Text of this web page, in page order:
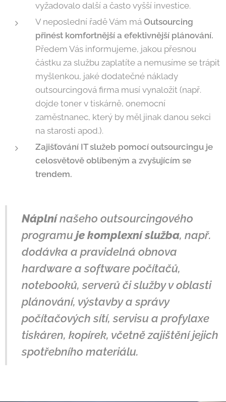
vyžadovalo další a často vyšší investice.
V neposlední řadě Vám má Outsourcing
přinést komfortnější a efektivnější plánování.
Předem Vás informujeme, jakou přesnou
částku za službu zaplatíte a nemusíme se trápit
myšlenkou, jaké dodatečné náklady
outsourcingová firma musí vynaložit (např.
dojde toner v tiskárně, onemocní
zaměstnanec, který by měl jinak danou sekci
na starosti apod.).
Zajišťování IT služeb pomocí outsourcingu je
celosvětově oblíbeným a zvyšujícím se
trendem.
Náplnínašeho outsourcingového
programujekomplexní služba, např.
dodávka a pravidelná obnova
hardware a software počítačů,
notebooků, serverů či služby v oblasti
plánování, výstavby a správy
počítačových sítí, servisu a profylaxe
tiskáren, kopírek, včetně zajištění jejich
spotřebního materiálu.